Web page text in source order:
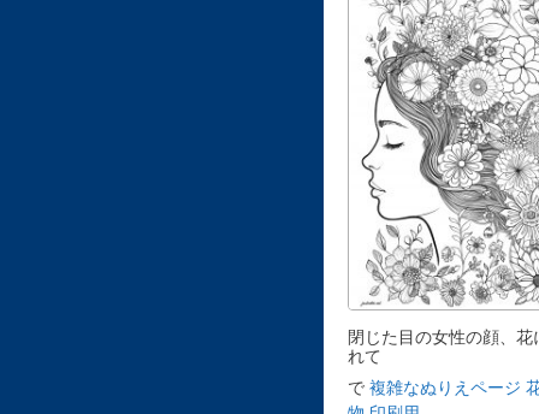
閉じた目の女性の顔、花
れて
で 複雑なぬりえページ